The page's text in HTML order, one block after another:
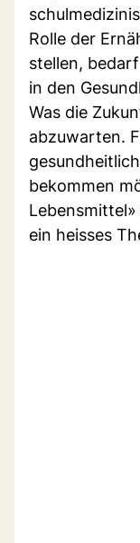
Rolle der
stellen,
in den
Was die
abzuwarten.
bekommen
ein heisses